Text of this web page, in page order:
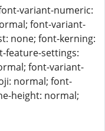
variant-numeric:
font-variant-
none; font-kerning:
feature-settings:
font-variant-
normal; font-
height: normal;